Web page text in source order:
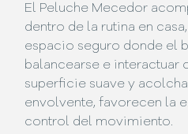
El Peluche Mecedor
dentro de la rutina en
espacio seguro donde el
balancearse e interactuar
superficie suave y
envolvente, favorecen la
control del movimiento.